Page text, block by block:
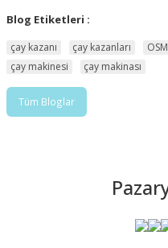
Blog Etiketleri :
çay kazanı çay kazanları
çay makinesi
çay makinası
Tüm Bloglar